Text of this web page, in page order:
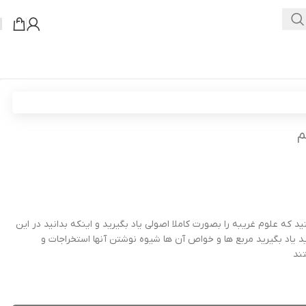
علوم غریبه را بصورت کاملا اصولی یاد بگیرید و اینکه بدانید در این
بگیرید مربع ها و خواص آن ها شیوه نوشتن آنها استخراجات و